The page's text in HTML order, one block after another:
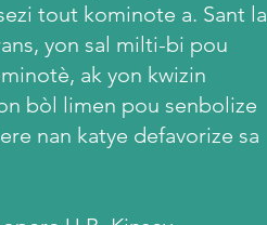
tout kominote a. Sant la
yon sal milti-bi pou
ak yon kwizin
bòl limen pou senbolize
nan katye defavorize sa